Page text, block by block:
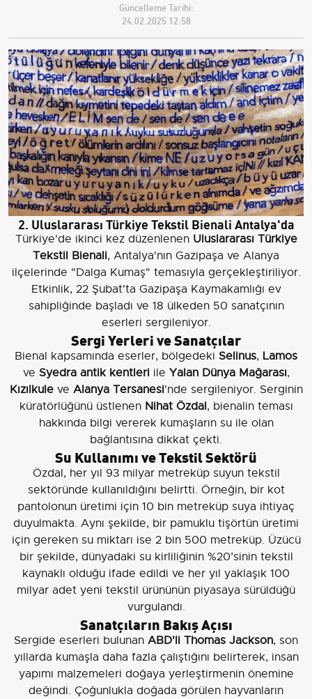
Güncelleme Tarihi:
24.02.2025 12:58
2. Uluslararası Türkiye Tekstil Bienali Antalya'da
Türkiye'de ikinci kez düzenlenen Uluslararası Türkiye
Tekstil Bienali, Antalya'nın Gazipaşa ve Alanya
ilçelerinde "Dalga Kumaş" temasıyla gerçekleştiriliyor.
Etkinlik, 22 Şubat'ta Gazipaşa Kaymakamlığı ev
sahipliğinde başladı ve 18 ülkeden 50 sanatçının
eserleri sergileniyor.
Sergi Yerleri ve Sanatçılar
Bienal kapsamında eserler, bölgedeki Selinus, Lamos
ve Syedra antik kentleriile Yalan Dünya Mağarası,
Kızılkuleve Alanya Tersanesi'nde sergileniyor. Serginin
küratörlüğünü üstlenen Nihat Özdal, bienalin teması
hakkında bilgi vererek kumaşların su ile olan
bağlantısına dikkat çekti.
Su Kullanımı ve Tekstil Sektörü
Özdal, her yıl 93 milyar metreküp suyun tekstil
sektöründe kullanıldığını belirtti. Örneğin, bir kot
pantolonun üretimi için 10 bin metreküp suya ihtiyaç
duyulmakta. Aynı şekilde, bir pamuklu tişörtün üretimi
için gereken su miktarı ise 2 bin 500 metreküp. Üzücü
bir şekilde, dünyadaki su kirliliğinin %20’sinin tekstil
kaynaklı olduğu ifade edildi ve her yıl yaklaşık 100
milyar adet yeni tekstil ürününün piyasaya sürüldüğü
vurgulandı.
Sanatçıların Bakış Açısı
Sergide eserleri bulunan ABD'li Thomas Jackson, son
yıllarda kumaşla daha fazla çalıştığını belirterek, insan
yapımı malzemeleri doğaya yerleştirmenin önemine
değindi. Çoğunlukla doğada görülen hayvanların